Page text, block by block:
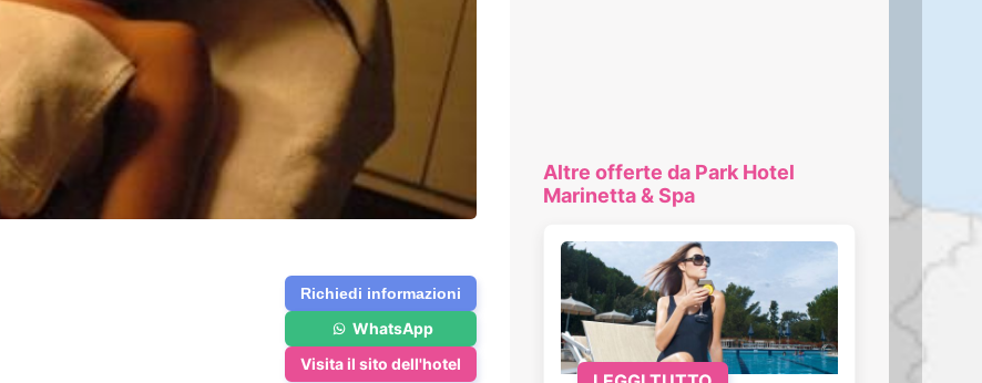
Richiedi informazioni
WhatsApp
Visita il sito dell'hotel
Altre offerte da Park Hotel
Marinetta & Spa